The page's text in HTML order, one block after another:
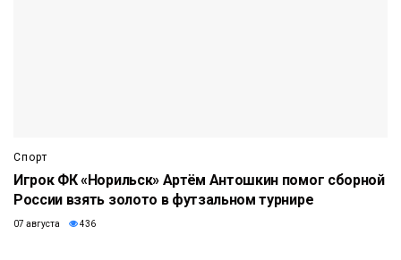
Спорт
Игрок ФК «Норильск» Артём Антошкин помог сборной
России взять золото в футзальном турнире
07 августа 436